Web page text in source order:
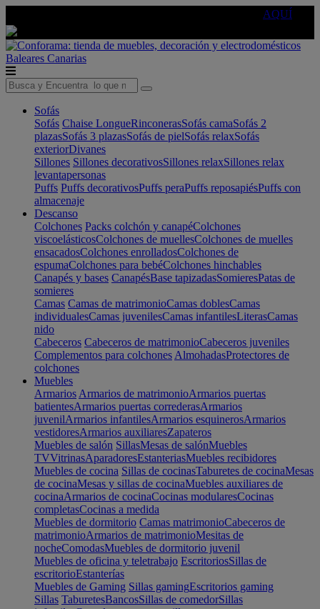
AQUÍ
Baleares Canarias
Sofás
Sofás Chaise LongueRinconerasSofás camaSofás 2
plazasSofás 3 plazasSofás de pielSofás relaxSofás
exteriorDivanes
Sillones Sillones decorativosSillones relaxSillones relax
levantapersonas
Puffs Puffs decorativosPuffs peraPuffs reposapiésPuffs con
almacenaje
Descanso
Colchones Packs colchón y canapéColchones
viscoelásticosColchones de muellesColchones de muelles
ensacadosColchones enrolladosColchones de
espumaColchones para bebéColchones hinchables
Canapés y bases CanapésBase tapizadasSomieresPatas de
somieres
Camas Camas de matrimonioCamas doblesCamas
individualesCamas juvenilesCamas infantilesLiterasCamas
nido
Cabeceros Cabeceros de matrimonioCabeceros juveniles
Complementos para colchones AlmohadasProtectores de
colchones
Muebles
Armarios Armarios de matrimonioArmarios puertas
batientesArmarios puertas correderasArmarios
juvenilArmarios infantilesArmarios esquinerosArmarios
vestidoresArmarios auxiliaresZapateros
Muebles de salón SillasMesas de salónMuebles
TVVitrinasAparadoresEstanteriasMuebles recibidores
Muebles de cocina Sillas de cocinasTaburetes de cocinaMesas
de cocinaMesas y sillas de cocinaMuebles auxiliares de
cocinaArmarios de cocinaCocinas modularesCocinas
completasCocinas a medida
Muebles de dormitorio Camas matrimonioCabeceros de
matrimonioArmarios de matrimonioMesitas de
nocheComodasMuebles de dormitorio juvenil
Muebles de oficina y teletrabajo EscritoriosSillas de
escritorioEstanterías
Muebles de Gaming Sillas gamingEscritorios gaming
Sillas TaburetesBancosSillas de comedorSillas